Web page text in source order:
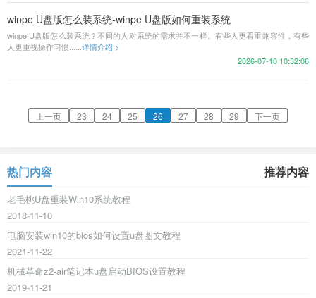
winpe U盘版怎么装系统-winpe U盘版如何重装系统
winpe U盘版怎么装系统？不同的人对系统的需求并不一样。有些人更看重兼容性，有些
人更重视操作习惯......详情介绍 >
2026-07-10 10:32:06
上一页 23 24 25 26 27 28 29 下一页
热门内容 推荐内容
老毛桃U盘重装Win10系统教程
2018-11-10
电脑安装win10的bios如何设置u盘图文教程
2021-11-22
机械革命z2-air笔记本u盘启动BIOS设置教程
2019-11-21